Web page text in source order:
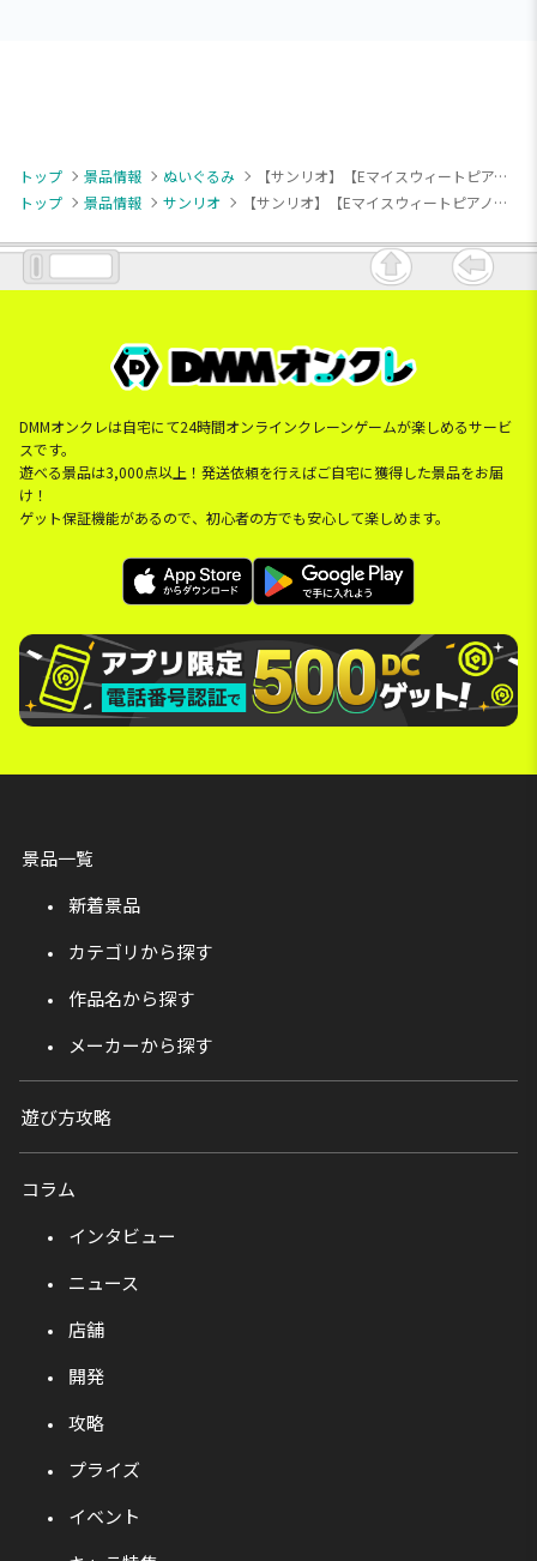
トップ 景品情報 ぬいぐるみ
【サンリオ】【Eマイスウィートピアノ】サンリオキャラクターズ キャラクター大賞2026ぬいぐるみ付ポーチvol.1
トップ
景品情報 サンリオ 【サンリオ】【Eマイスウィートピアノ】サンリオキャラクターズ キャラクター大賞2026ぬいぐるみ付ポーチvol.1
DMMオンクレは自宅にて24時間オンラインクレーンゲームが楽しめるサービ
スです。
遊べる景品は3,000点以上！発送依頼を行えばご自宅に獲得した景品をお届
け！
ゲット保証機能があるので、初心者の方でも安心して楽しめます。
景品一覧
新着景品
カテゴリから探す
作品名から探す
メーカーから探す
遊び方攻略
コラム
インタビュー
ニュース
店舗
開発
攻略
プライズ
イベント